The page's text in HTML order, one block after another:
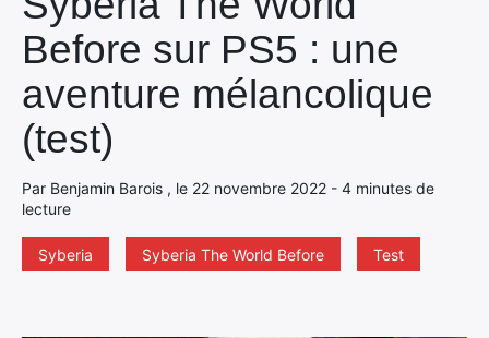
Before sur PS5 : une
aventure mélancolique
(test)
Par Benjamin Barois , le 22 novembre 2022 - 4 minutes de
lecture
Syberia Syberia The World Before Test